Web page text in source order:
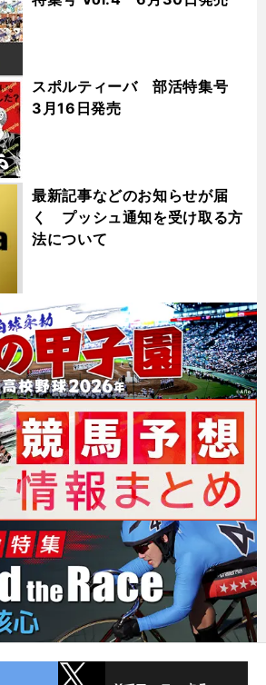
スポルティーバ 部活特集号
3月16日発売
最新記事などのお知らせが届
く プッシュ通知を受け取る方
法について